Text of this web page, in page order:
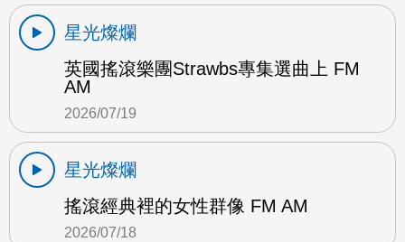
星光燦爛
英國搖滾樂團Strawbs專集選曲上 FM
AM
2026/07/19
星光燦爛
搖滾經典裡的女性群像 FM AM
2026/07/18